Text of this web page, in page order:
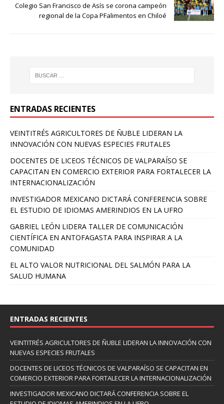
Colegio San Francisco de Asís se corona campeón
regional de la Copa PFalimentos en Chiloé
ENTRADAS RECIENTES
VEINTITRÉS AGRICULTORES DE ÑUBLE LIDERAN LA
INNOVACIÓN CON NUEVAS ESPECIES FRUTALES
DOCENTES DE LICEOS TÉCNICOS DE VALPARAÍSO SE
CAPACITAN EN COMERCIO EXTERIOR PARA FORTALECER LA
INTERNACIONALIZACIÓN
INVESTIGADOR MEXICANO DICTARÁ CONFERENCIA SOBRE
EL ESTUDIO DE IDIOMAS AMERINDIOS EN LA UFRO
GABRIEL LEÓN LIDERA TALLER DE COMUNICACIÓN
CIENTÍFICA EN ANTOFAGASTA PARA INSPIRAR A LA
COMUNIDAD
EL ALTO VALOR NUTRICIONAL DEL SALMÓN PARA LA
SALUD HUMANA
ENTRADAS RECIENTES
VEINTITRÉS AGRICULTORES DE ÑUBLE LIDERAN LA INNOVACIÓN CON
NUEVAS ESPECIES FRUTALES
DOCENTES DE LICEOS TÉCNICOS DE VALPARAÍSO SE CAPACITAN EN
COMERCIO EXTERIOR PARA FORTALECER LA INTERNACIONALIZACIÓN
INVESTIGADOR MEXICANO DICTARÁ CONFERENCIA SOBRE EL